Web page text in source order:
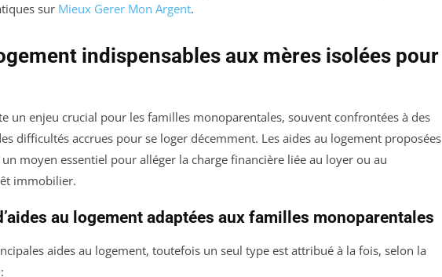
sur Mieux Gerer Mon Argent.
indispensables aux mères isolées pour
un enjeu crucial pour les familles monoparentales, souvent confrontées à des
difficultés accrues pour se loger décemment. Les aides au logement proposées
moyen essentiel pour alléger la charge financière liée au loyer ou au
immobilier.
au logement adaptées aux familles monoparentales
aides au logement, toutefois un seul type est attribué à la fois, selon la